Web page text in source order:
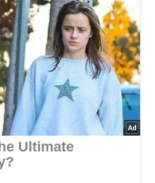
die Speckschwarten
1 Stunde kochen.
und mit Salz
gar kochen.
zugeben.
Salz aufkochen.
Mehl zugeben und
hat.